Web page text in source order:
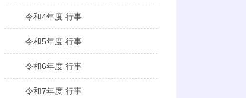
令和4年度 行事
令和5年度 行事
令和6年度 行事
令和7年度 行事